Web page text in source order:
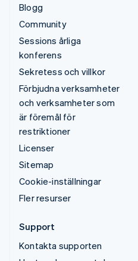
Blogg
Community
Sessions årliga
konferens
Sekretess och villkor
Förbjudna verksamheter
och verksamheter som
är föremål för
restriktioner
Licenser
Sitemap
Cookie-inställningar
Fler resurser
Support
Kontakta supporten